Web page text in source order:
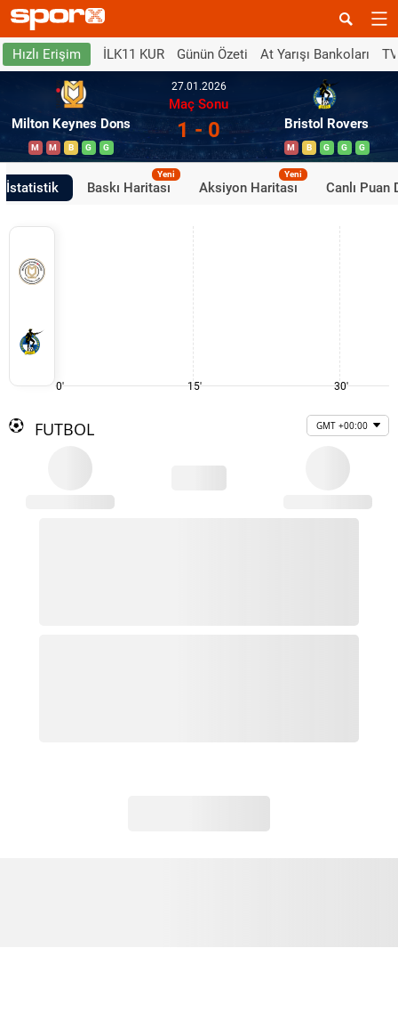
Hızlı Erişim İLK11 KUR Günün Özeti At Yarışı Bankoları
Milton Keynes Dons
M M B G G
27.01.2026
Maç Sonu
1 - 0 Bristol Rovers
M B G G G
İstatistik Baskı Haritası
Yeni
Aksiyon Haritası
Yeni
Canlı Puan
0' 15' 30'
FUTBOL GMT +00:00